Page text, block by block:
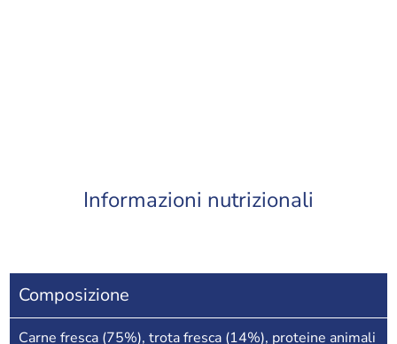
Informazioni nutrizionali
Composizione
Carne fresca (75%), trota fresca (14%), proteine animali